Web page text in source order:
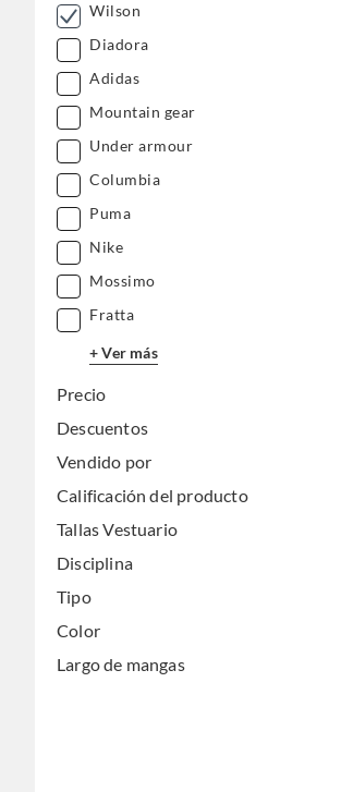
Wilson
Diadora
Adidas
Mountain gear
Under armour
Columbia
Puma
Nike
Mossimo
Fratta
+ Ver más
Precio
Descuentos
Vendido por
Calificación del producto
Tallas Vestuario
Disciplina
Tipo
Color
Largo de mangas